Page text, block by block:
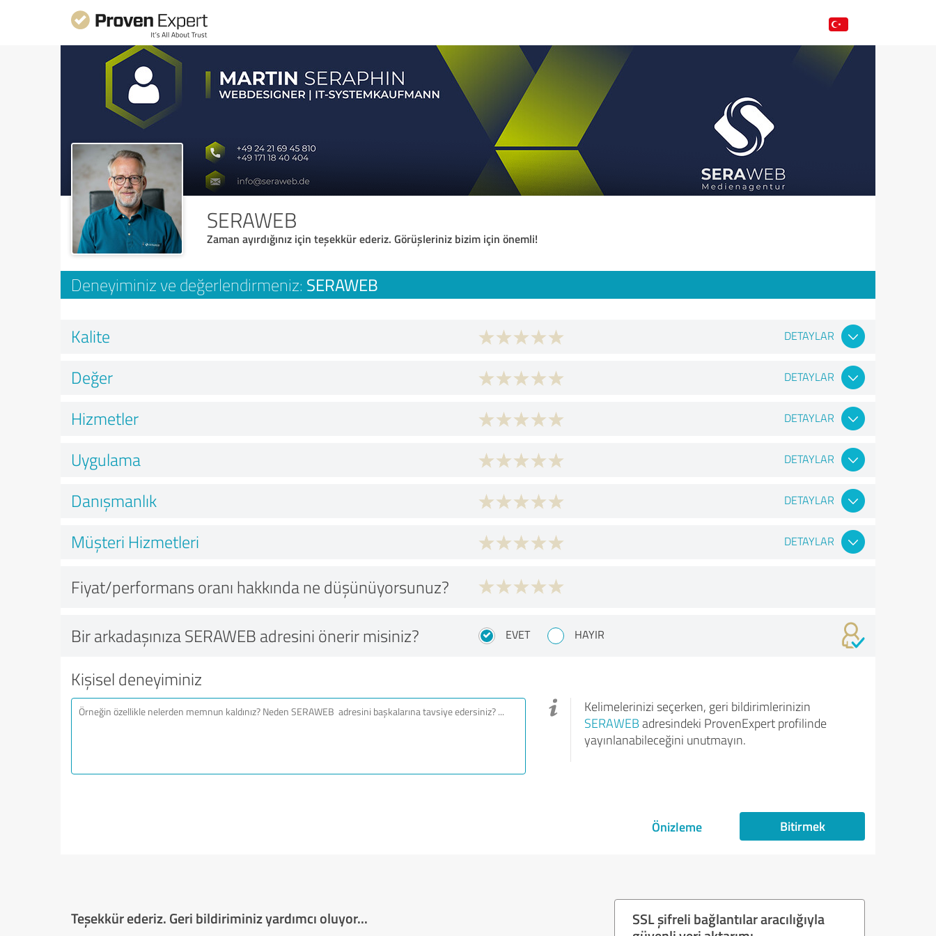
SERAWEB
Zaman ayırdığınız için teşekkür ederiz. Görüşleriniz bizim için önemli!
Deneyiminiz ve değerlendirmeniz: SERAWEB
Kalite DETAYLAR
Değer DETAYLAR
Hizmetler DETAYLAR
Uygulama DETAYLAR
Danışmanlık DETAYLAR
Müşteri Hizmetleri DETAYLAR
Fiyat/performans oranı hakkında ne düşünüyorsunuz?
Bir arkadaşınıza SERAWEB adresini önerir misiniz? EVET HAYIR
Kişisel deneyiminiz
Kelimelerinizi seçerken, geri bildirimlerinizin
SERAWEB adresindeki ProvenExpert profilinde
yayınlanabileceğini unutmayın.
Önizleme Bitirmek
Teşekkür ederiz. Geri bildiriminiz yardımcı oluyor...
SSL şifreli bağlantılar aracılığıyla